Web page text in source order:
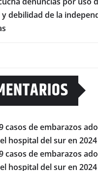
debilidad de la
casos de embarazos
hospital del sur en 2024
casos de embarazos
hospital del sur en 2024